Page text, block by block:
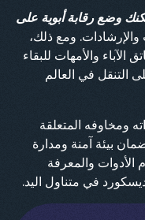
وضع رقابة أبوية على
ومع ذلك،
والأمهات للبقاء
التنقل في العالم
ومخاوفه المتعلقة
بيئة آمنة ومدارة
الأدوات والمعرفة
في متناول اليد.